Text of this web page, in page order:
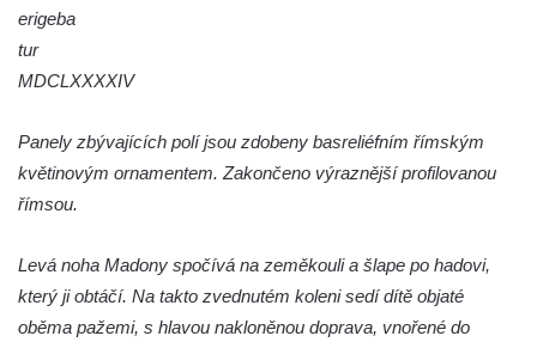
Strom svobody a památník 100 let republiky
Boží muka v parku před domem čp. 17 v
Hrobčicích
erigeba
tur
MDCLXXXXIV
Panely zbývajících polí jsou zdobeny basreliéfním římským
květinovým ornamentem. Zakončeno výraznější profilovanou
římsou.
Levá noha Madony spočívá na zeměkouli a šlape po hadovi,
který ji obtáčí. Na takto zvednutém koleni sedí dítě objaté
oběma pažemi, s hlavou nakloněnou doprava, vnořené do